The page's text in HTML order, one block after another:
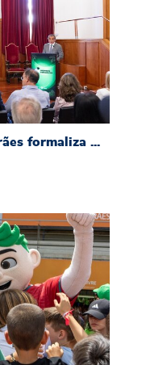
formaliza ...
distrital da “Hora